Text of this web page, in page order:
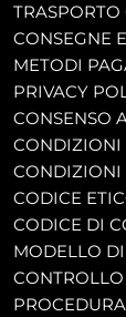
TRASPORTO
CONSEGNE
METODI
PRIVACY
CONSENSO
CONDIZIONI
CONDIZIONI
CODICE
CODICE DI
MODELLO
CONTROLLO